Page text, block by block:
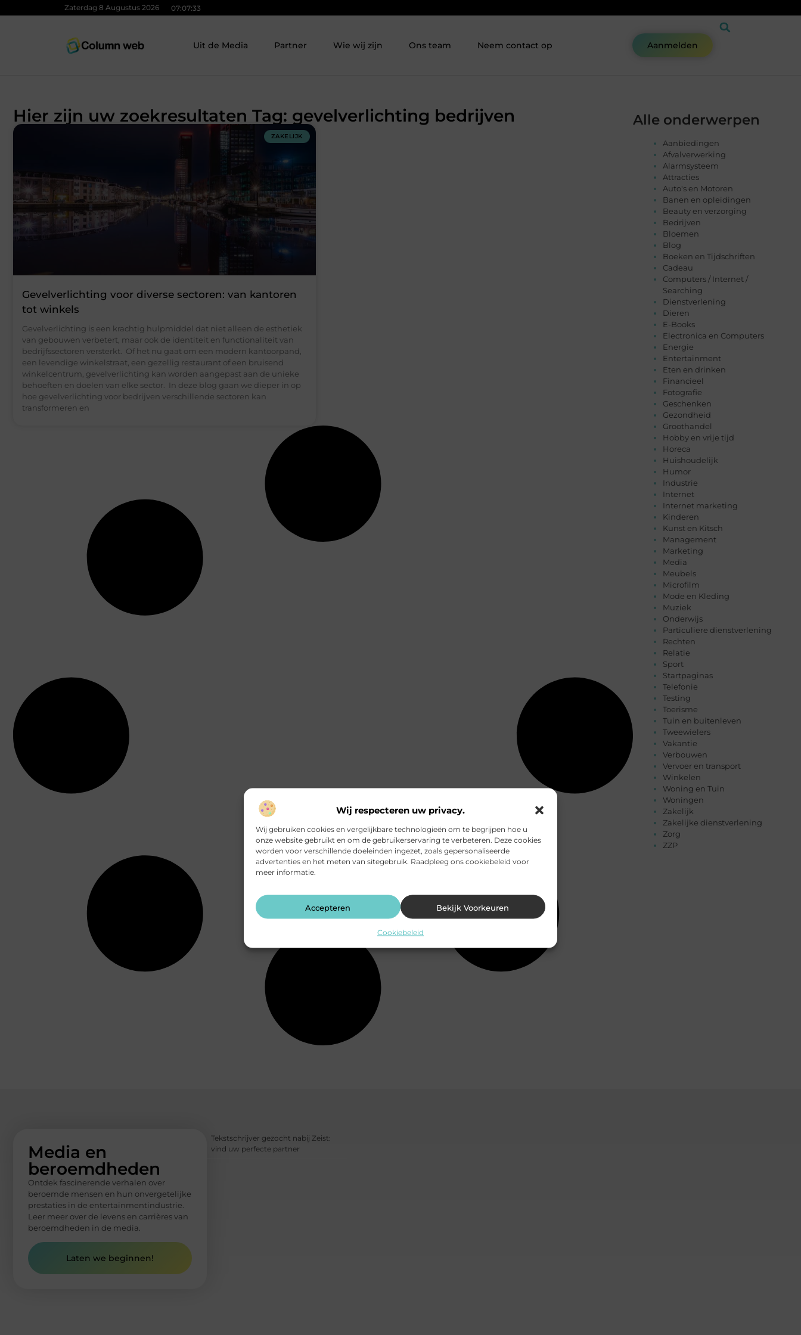
Wij respecteren uw privacy.
Wij gebruiken cookies en vergelijkbare technologieën om te begrijpen hoe u
onze website gebruikt en om de gebruikerservaring te verbeteren. Deze cookies
worden voor verschillende doeleinden ingezet, zoals gepersonaliseerde
advertenties en het meten van sitegebruik. Raadpleeg ons cookiebeleid voor
meer informatie.
Accepteren Bekijk Voorkeuren
Cookiebeleid
Zaterdag 8 Augustus 2026 07:07:33
Uit de Media Partner Wie wij zijn Ons team Neem contact op Aanmelden
Hier zijn uw zoekresultaten Tag: gevelverlichting bedrijven
ZAKELIJK
Gevelverlichting voor diverse sectoren: van kantoren
tot winkels
Gevelverlichting is een krachtig hulpmiddel dat niet alleen de esthetiek
van gebouwen verbetert, maar ook de identiteit en functionaliteit van
bedrijfssectoren versterkt. Of het nu gaat om een modern kantoorpand,
een levendige winkelstraat, een gezellig restaurant of een bruisend
winkelcentrum, gevelverlichting kan worden aangepast aan de unieke
behoeften en doelen van elke sector. In deze blog gaan we dieper in op
hoe gevelverlichting voor bedrijven verschillende sectoren kan
transformeren en
Alle onderwerpen
Aanbiedingen
Afvalverwerking
Alarmsysteem
Attracties
Auto's en Motoren
Banen en opleidingen
Beauty en verzorging
Bedrijven
Bloemen
Blog
Boeken en Tijdschriften
Cadeau
Computers / Internet /
Searching
Dienstverlening
Dieren
E-Books
Electronica en Computers
Energie
Entertainment
Eten en drinken
Financieel
Fotografie
Geschenken
Gezondheid
Groothandel
Hobby en vrije tijd
Horeca
Huishoudelijk
Humor
Industrie
Internet
Internet marketing
Kinderen
Kunst en Kitsch
Management
Marketing
Media
Meubels
Microfilm
Mode en Kleding
Muziek
Onderwijs
Particuliere dienstverlening
Rechten
Relatie
Sport
Startpaginas
Telefonie
Testing
Toerisme
Tuin en buitenleven
Tweewielers
Vakantie
Verbouwen
Vervoer en transport
Winkelen
Woning en Tuin
Woningen
Zakelijk
Zakelijke dienstverlening
Zorg
ZZP
Media en
beroemdheden
Ontdek fascinerende verhalen over
beroemde mensen en hun onvergetelijke
prestaties in de entertainmentindustrie.
Leer meer over de levens en carrières van
beroemdheden in de media.
Laten we beginnen!
Tekstschrijver gezocht nabij Zeist:
vind uw perfecte partner